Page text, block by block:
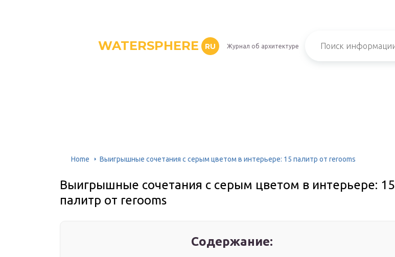
WATERSPHERE RU Журнал об архитектуре
Home Выигрышные сочетания с серым цветом в интерьере: 15 палитр от rerooms
Выигрышные сочетания с серым цветом в интерьере: 15
палитр от rerooms
Содержание: